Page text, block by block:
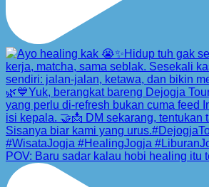
POV: Baru sadar kalau hobi healing itu